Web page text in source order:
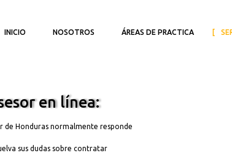
INICIO NOSOTROS ÁREAS DE PRACTICA
en línea:
de Honduras normalmente responde
sus dudas sobre contratar